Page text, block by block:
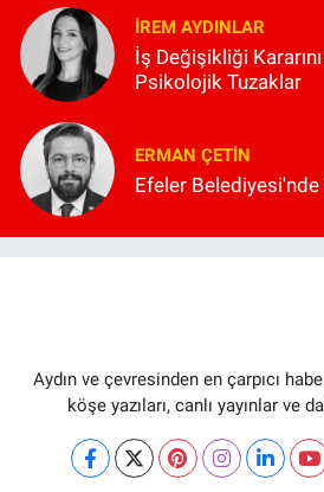
İREM AYDINLAR
İş Değişikliği
Psikolojik Tuzaklar
ERMAN ÇETIN
Efeler
Aydın ve çevresinden en çarpıcı
köşe yazıları, canlı yayınlar ve